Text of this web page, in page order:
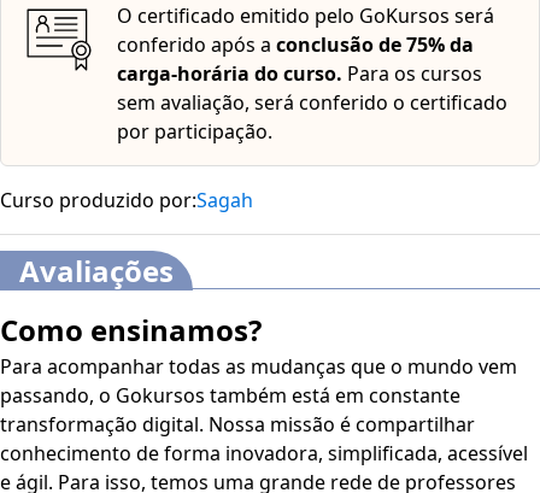
necessidade.O conteúdo do curso ficará disponível por
até 120 dias após a compra.
O certificado emitido pelo GoKursos será
conferido após a conclusão de 75% da
carga-horária do curso. Para os cursos
sem avaliação, será conferido o certificado
por participação.
Curso produzido por:Sagah
Avaliações
Como ensinamos?
Para acompanhar todas as mudanças que o mundo vem
passando, o Gokursos também está em constante
transformação digital. Nossa missão é compartilhar
conhecimento de forma inovadora, simplificada, acessível
e ágil. Para isso, temos uma grande rede de professores